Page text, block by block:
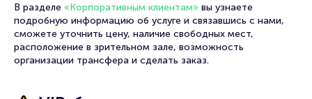
В разделе «Корпоративным клиентам» вы узнаете
подробную информацию об услуге и связавшись с нами,
сможете уточнить цену, наличие свободных мест,
расположение в зрительном зале, возможность
организации трансфера и сделать заказ.